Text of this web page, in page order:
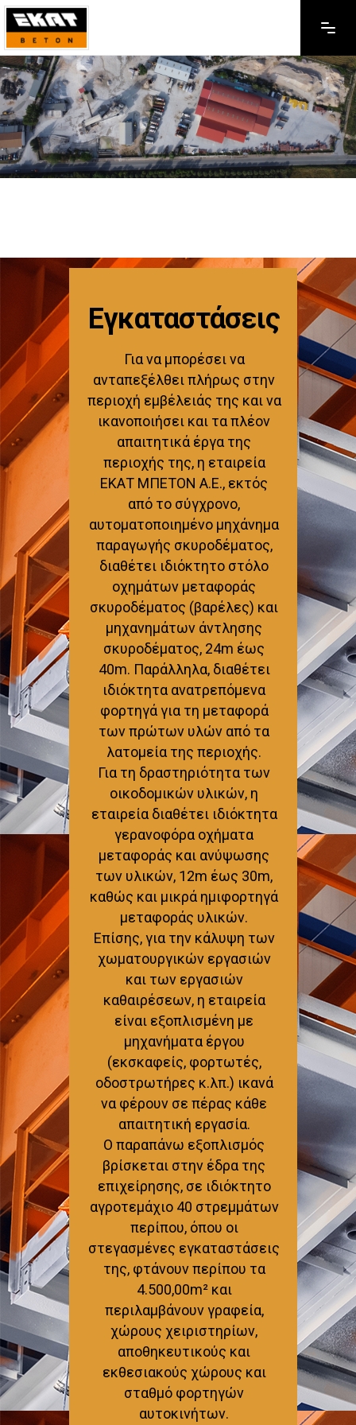
Εγκαταστάσεις
Για να μπορέσει να
ανταπεξέλθει πλήρως στην
περιοχή εμβέλειάς της και να
ικανοποιήσει και τα πλέον
απαιτητικά έργα της
περιοχής της, η εταιρεία
ΕΚΑΤ ΜΠΕΤΟΝ Α.Ε., εκτός
από το σύγχρονο,
αυτοματοποιημένο μηχάνημα
παραγωγής σκυροδέματος,
διαθέτει ιδιόκτητο στόλο
οχημάτων μεταφοράς
σκυροδέματος (βαρέλες) και
μηχανημάτων άντλησης
σκυροδέματος, 24m έως
40m. Παράλληλα, διαθέτει
ιδιόκτητα ανατρεπόμενα
φορτηγά για τη μεταφορά
των πρώτων υλών από τα
λατομεία της περιοχής.
Για τη δραστηριότητα των
οικοδομικών υλικών, η
εταιρεία διαθέτει ιδιόκτητα
γερανοφόρα οχήματα
μεταφοράς και ανύψωσης
των υλικών, 12m έως 30m,
καθώς και μικρά ημιφορτηγά
μεταφοράς υλικών.
Επίσης, για την κάλυψη των
χωματουργικών εργασιών
και των εργασιών
καθαιρέσεων, η εταιρεία
είναι εξοπλισμένη με
μηχανήματα έργου
(εκσκαφείς, φορτωτές,
οδοστρωτήρες κ.λπ.) ικανά
να φέρουν σε πέρας κάθε
απαιτητική εργασία.
Ο παραπάνω εξοπλισμός
βρίσκεται στην έδρα της
επιχείρησης, σε ιδιόκτητο
αγροτεμάχιο 40 στρεμμάτων
περίπου, όπου οι
στεγασμένες εγκαταστάσεις
της, φτάνουν περίπου τα
4.500,00m² και
περιλαμβάνουν γραφεία,
χώρους χειριστηρίων,
αποθηκευτικούς και
εκθεσιακούς χώρους και
σταθμό φορτηγών
αυτοκινήτων.